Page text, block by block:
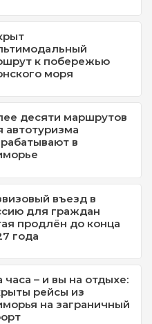
к побережью
моря
десяти маршрутов
автотуризма
в
въезд в
для граждан
продлён до конца
года
часа – и вы на отдыхе:
рейсы из
на заграничный